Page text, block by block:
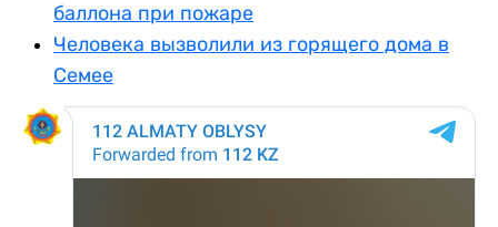
баллона при пожаре
Человека вызволили из горящего дома в
Семее